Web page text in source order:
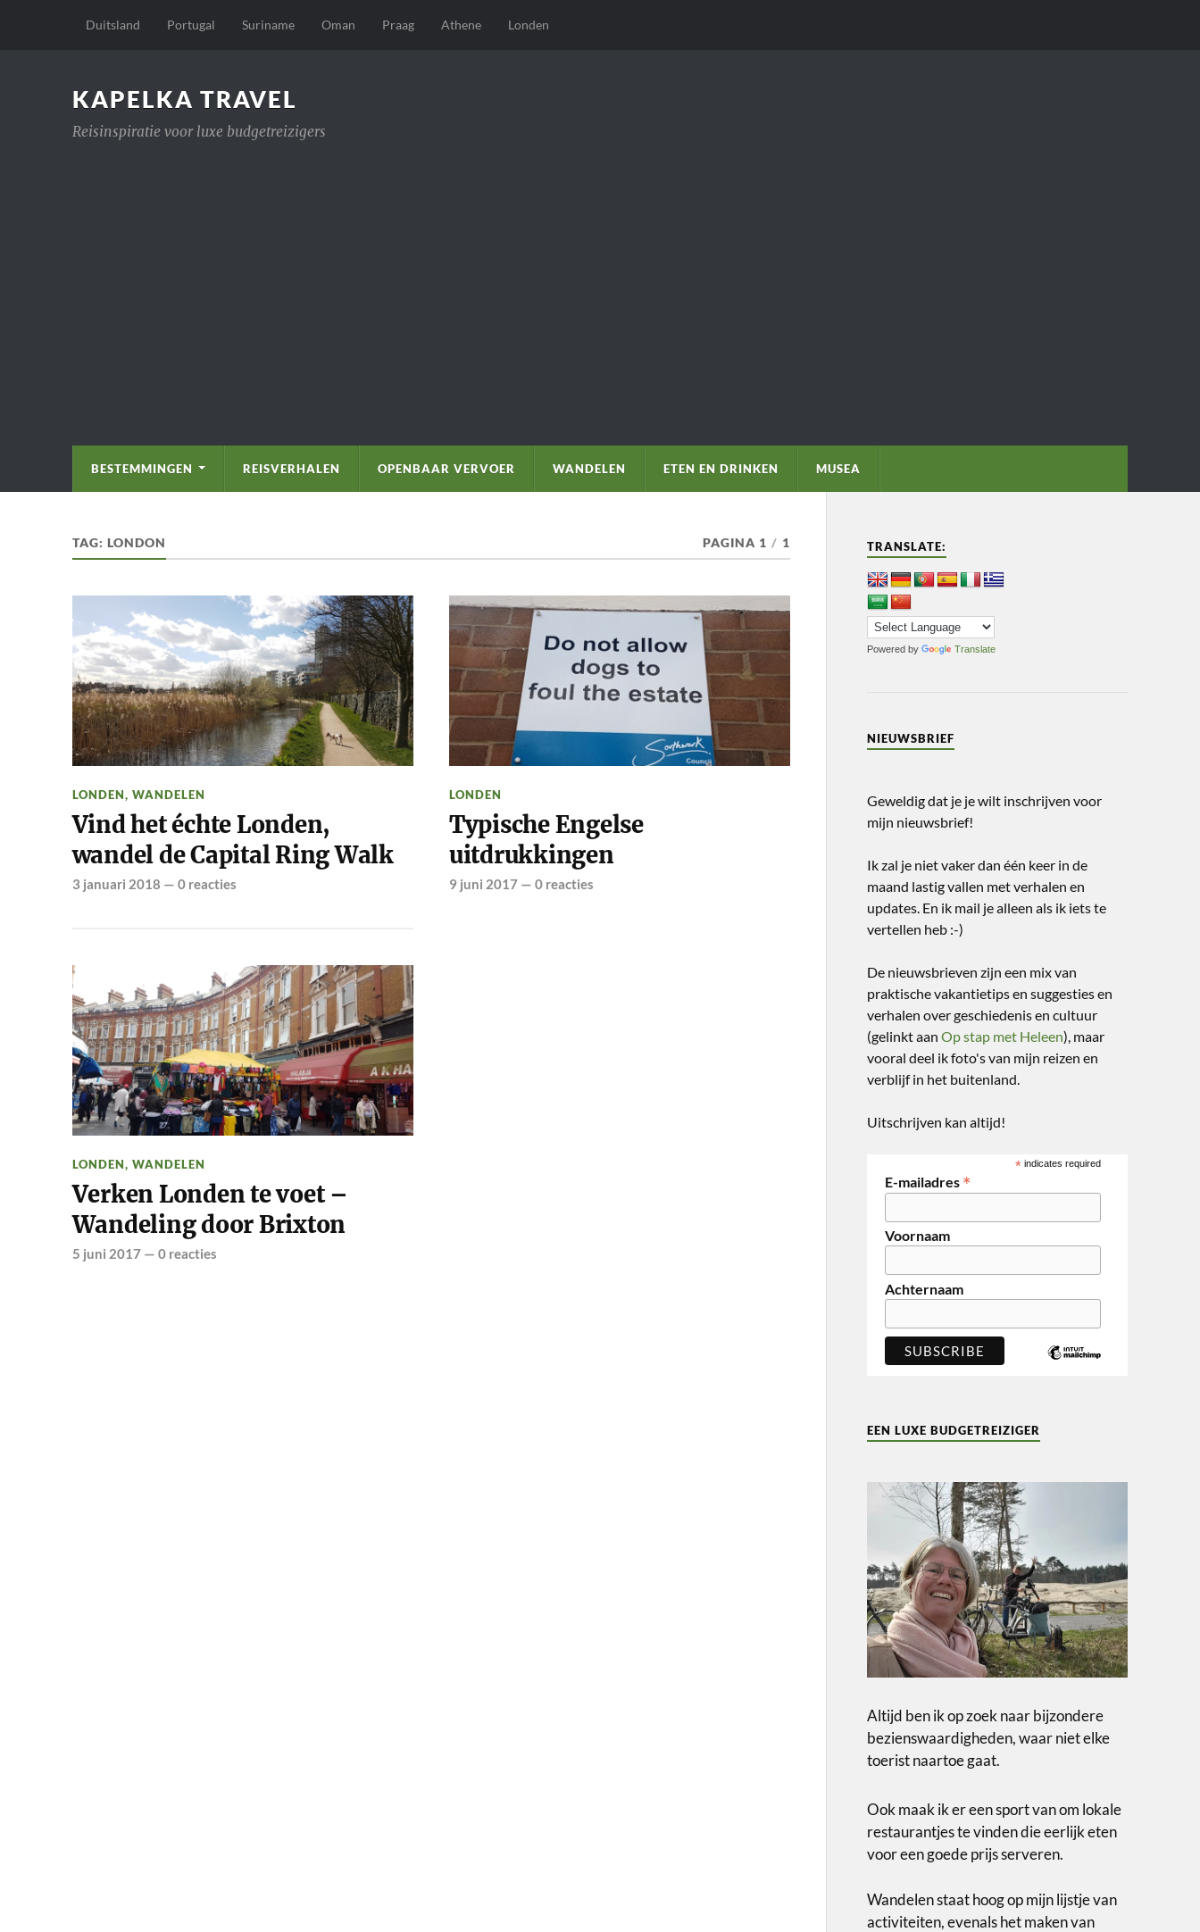
Duitsland Portugal Suriname Oman Praag Athene Londen
KAPELKA TRAVEL
Reisinspiratie voor luxe budgetreizigers
BESTEMMINGEN REISVERHALEN OPENBAAR VERVOER WANDELEN ETEN EN DRINKEN MUSEA
TAG: LONDON PAGINA 1 / 1
LONDEN, WANDELEN
Vind het échte Londen,
wandel de Capital Ring Walk
3 januari 2018 — 0 reacties
LONDEN
Typische Engelse
uitdrukkingen
9 juni 2017— 0 reacties
LONDEN, WANDELEN
Verken Londen te voet –
Wandeling door Brixton
5 juni 2017— 0 reacties
TRANSLATE:
Powered by Translate
NIEUWSBRIEF
Geweldig dat je je wilt inschrijven voor
mijn nieuwsbrief!
Ik zal je niet vaker dan één keer in de
maand lastig vallen met verhalen en
updates. En ik mail je alleen als ik iets te
vertellen heb :-)
De nieuwsbrieven zijn een mix van
praktische vakantietips en suggesties en
verhalen over geschiedenis en cultuur
(gelinkt aan Op stap met Heleen), maar
vooral deel ik foto's van mijn reizen en
verblijf in het buitenland.
Uitschrijven kan altijd!
* indicates required
E-mailadres *
Voornaam
Achternaam
EEN LUXE BUDGETREIZIGER
Altijd ben ik op zoek naar bijzondere
bezienswaardigheden, waar niet elke
toerist naartoe gaat.
Ook maak ik er een sport van om lokale
restaurantjes te vinden die eerlijk eten
voor een goede prijs serveren.
Wandelen staat hoog op mijn lijstje van
activiteiten, evenals het maken van